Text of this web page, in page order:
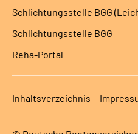
Schlich­tungs­stel­le BGG
Schlich­tungs­stel­le BGG
Reha-Portal
Inhaltsverzeichnis